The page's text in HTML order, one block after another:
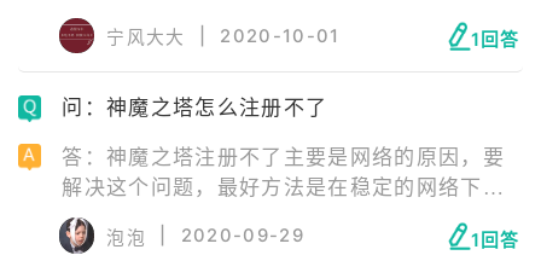
网络根本无法运行。并不是说服务器真的在维
护。解决方法也简单，只要直接使用国内ID挂
一个加速器就能够正常使用了。
宁风大大 2020-10-01 1回答
问：神魔之塔怎么注册不了
答：神魔之塔注册不了主要是网络的原因，要
解决这个问题，最好方法是在稳定的网络下进
入到游戏名官方网站进行注册。具体步骤是，
先填写注册的邮箱，之后填入生日账号密码，
泡泡 2020-09-29 1回答